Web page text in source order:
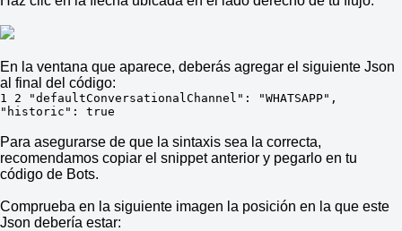
En la ventana que aparece, deberás agregar el siguiente Json
al final del código:
1 2 "defaultConversationalChannel": "WHATSAPP",
"historic": true
Para asegurarse de que la sintaxis sea la correcta,
recomendamos copiar el snippet anterior y pegarlo en tu
código de Bots.
Comprueba en la siguiente imagen la posición en la que este
Json debería estar: